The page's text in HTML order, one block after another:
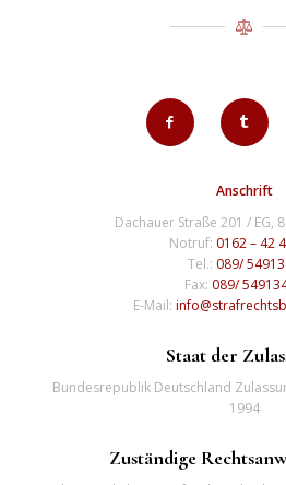
Anschrift
Dachauer Straße 201 / EG,
Notruf: 0162 – 42
Tel.: 089/
Fax: 089/
E-Mail:
Staat der
Bundesrepublik Deutschland
1994
Zuständige